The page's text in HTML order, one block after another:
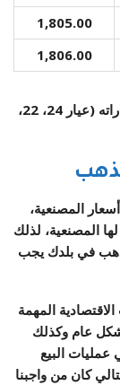
1,805.00
1,806.00
حيث يشمل الجدول أعلاه أسعار الذهب بجميع عياراته (عيار 24، 22،
المصنعية،
المصنعية، لذلك
في بلدك يجب
المهمة
عام وكذلك
البيع
كان من واجبنا